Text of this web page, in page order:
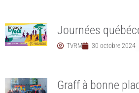
Journées
TVRM 30 octobre 2024
Graff à bonne